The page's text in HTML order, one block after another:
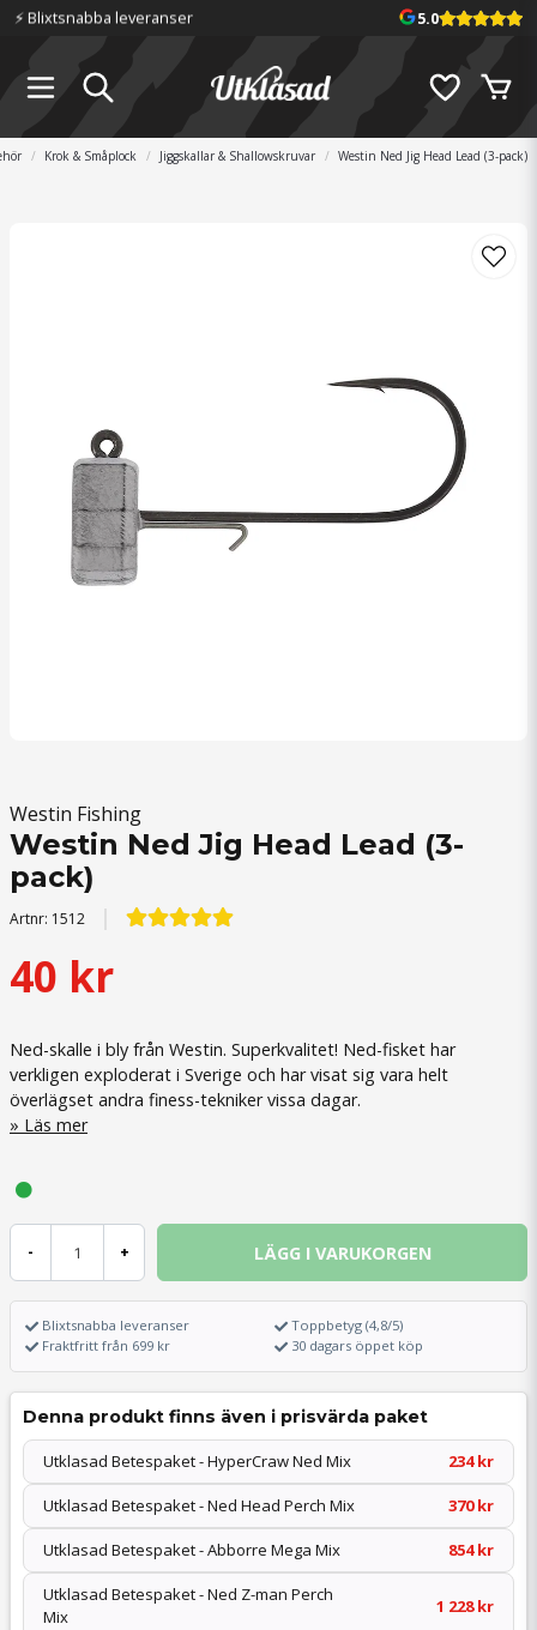
⚡️ Blixtsnabba leveranser 5.0
Krok & Småplock Jiggskallar & Shallowskruvar Westin Ned Jig Head Lead (3-pack)
Westin Fishing
Westin Ned Jig Head Lead (3-
pack)
Artnr: 1512
40 kr
Ned-skalle i bly från Westin. Superkvalitet! Ned-fisket har
verkligen exploderat i Sverige och har visat sig vara helt
överlägset andra finess-tekniker vissa dagar.
Läs mer
- + LÄGG I VARUKORGEN
Blixtsnabba leveranser
Fraktfritt från 699 kr
Toppbetyg (4,8/5)
30 dagars öppet köp
Denna produkt finns även i prisvärda paket
Utklasad Betespaket - HyperCraw Ned Mix 234 kr
Utklasad Betespaket - Ned Head Perch Mix 370 kr
Utklasad Betespaket - Abborre Mega Mix 854 kr
Utklasad Betespaket - Ned Z-man Perch
Mix
1 228 kr